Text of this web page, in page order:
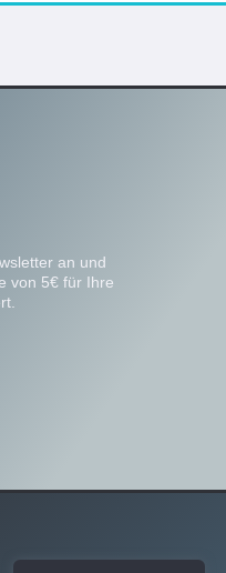
an und
von 5€ für Ihre